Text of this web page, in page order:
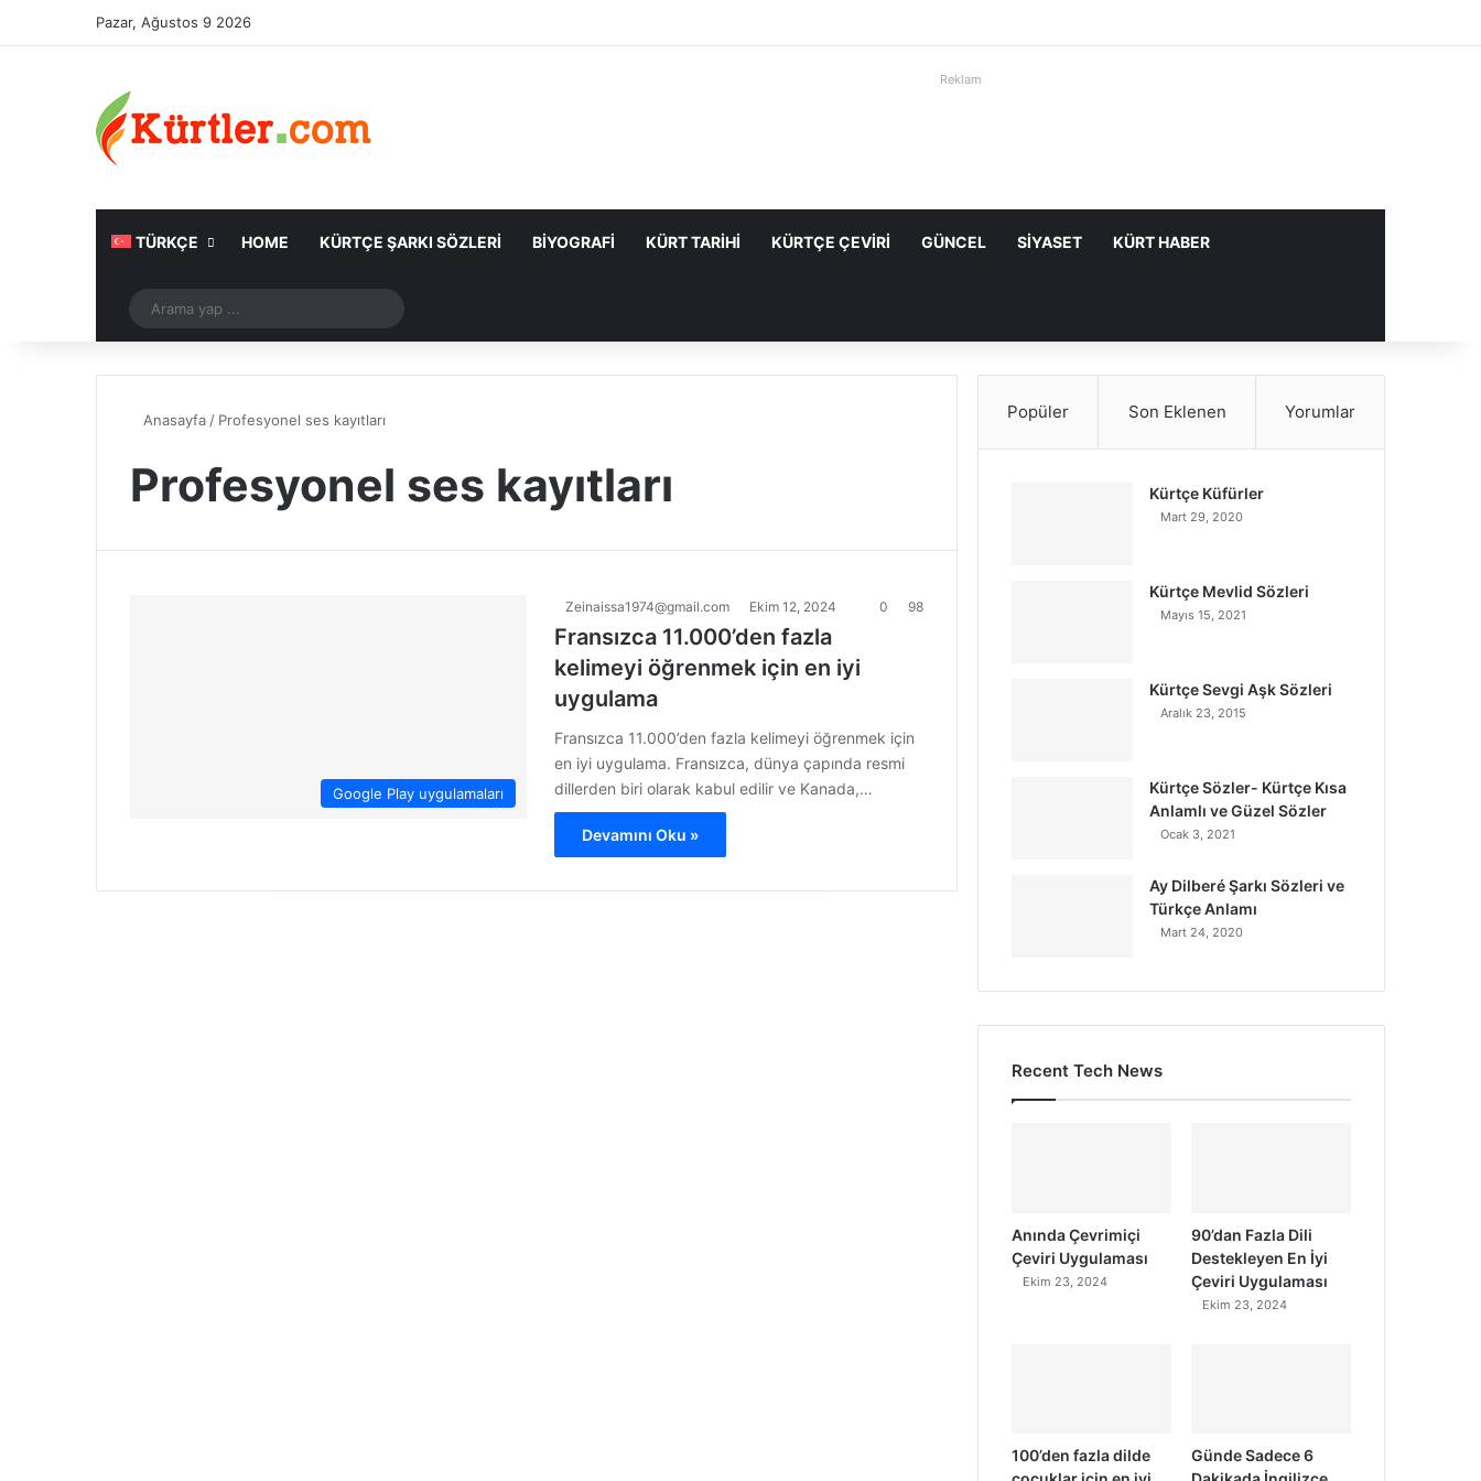
Pazar, Ağustos 9 2026
Reklam
TÜRKÇE HOME KÜRTÇE ŞARKI SÖZLERI BIYOGRAFI KÜRT TARIHI KÜRTÇE ÇEVIRI GÜNCEL SIYASET KÜRT HABER
Rastgele Makale
yap
Anasayfa / Profesyonel ses kayıtları
Profesyonel ses kayıtları
Google Play uygulamaları
Zeinaissa1974@gmail.com Ekim 12, 2024 0 98
Fransızca 11.000’den fazla
kelimeyi öğrenmek için en iyi
uygulama
Fransızca 11.000’den fazla kelimeyi öğrenmek için
en iyi uygulama. Fransızca, dünya çapında resmi
dillerden biri olarak kabul edilir ve Kanada,…
Devamını Oku »
Popüler Son Eklenen Yorumlar
Kürtçe Küfürler
Mart 29, 2020
Kürtçe Mevlid Sözleri
Mayıs 15, 2021
Kürtçe Sevgi Aşk Sözleri
Aralık 23, 2015
Kürtçe Sözler- Kürtçe Kısa
Anlamlı ve Güzel Sözler
Ocak 3, 2021
Ay Dilberé Şarkı Sözleri ve
Türkçe Anlamı
Mart 24, 2020
Recent Tech News
Anında Çevrimiçi
Çeviri Uygulaması
Ekim 23, 2024
90’dan Fazla Dili
Destekleyen En İyi
Çeviri Uygulaması
Ekim 23, 2024
100’den fazla dilde
Günde Sadece 6